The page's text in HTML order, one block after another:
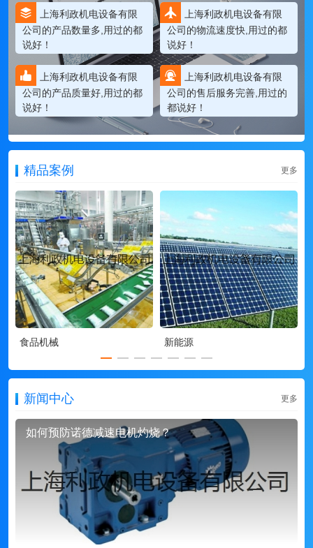
上海利政机电设备有限
公司的产品数量多,用过的都
说好！
上海利政机电设备有限
公司的物流速度快,用过的都
说好！
上海利政机电设备有限
公司的产品质量好,用过的都
说好！
上海利政机电设备有限
公司的售后服务完善,用过的
都说好！
精品案例 更多
食品机械 新能源
新闻中心 更多
如何预防诺德减速电机灼烧？